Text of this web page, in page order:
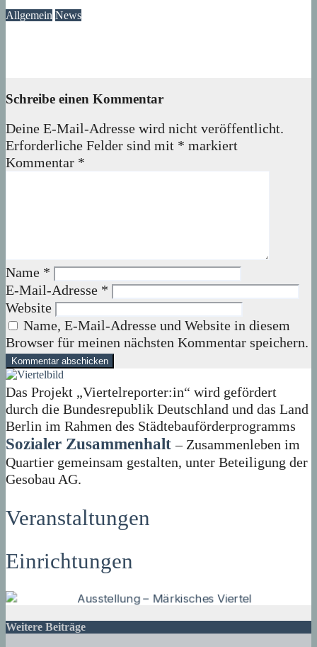
Allgemein News
Schreibe einen Kommentar
Deine E-Mail-Adresse wird nicht veröffentlicht.
Erforderliche Felder sind mit * markiert
Kommentar *
Name *
E-Mail-Adresse *
Website
Name, E-Mail-Adresse und Website in diesem
Browser für meinen nächsten Kommentar speichern.
Das Projekt „Viertelreporter:in“ wird gefördert
durch die Bundesrepublik Deutschland und das Land
Berlin im Rahmen des Städtebauförderprogramms
Sozialer Zusammenhalt – Zusammenleben im
Quartier gemeinsam gestalten, unter Beteiligung der
Gesobau AG.
Veranstaltungen
Einrichtungen
Weitere Beiträge